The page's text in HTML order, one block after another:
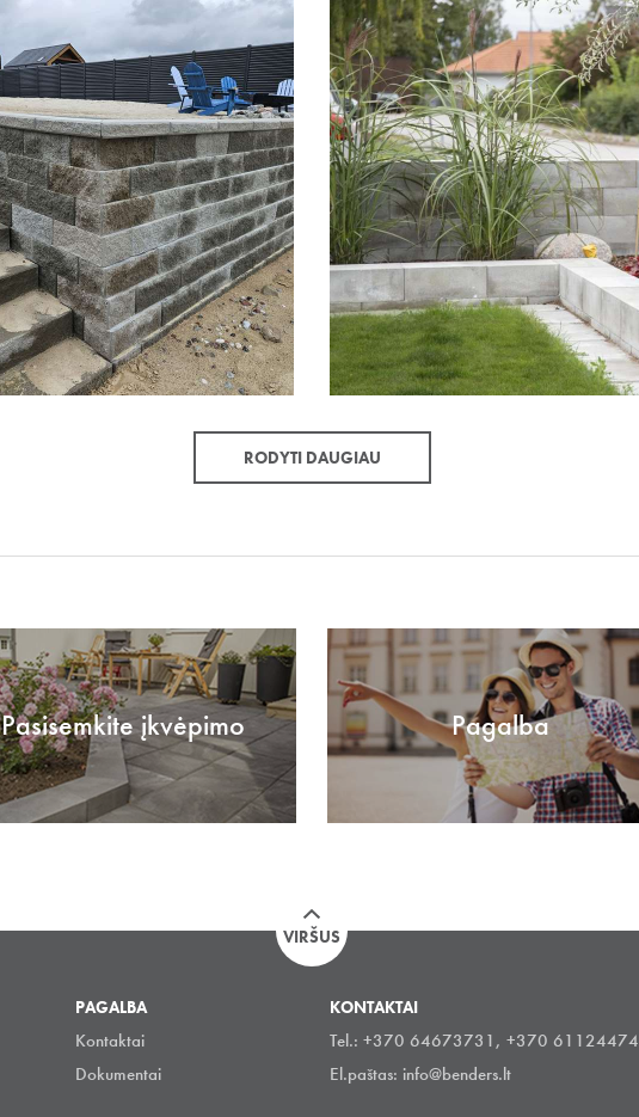
RODYTI DAUGIAU
Pasisemkite įkvėpimo Pagalba
VIRŠUS
PAGALBA
Kontaktai
Dokumentai
KONTAKTAI
Tel.: +370 64673731, +370 61124474
El.paštas: info@benders.lt